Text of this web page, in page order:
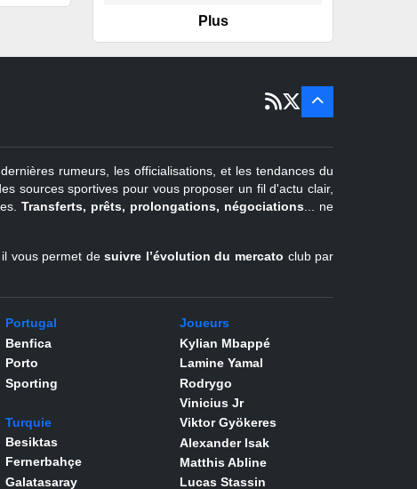
Portugal
15 sept
sept
Turquie
sept
Belgique
er
juil -
31 août
Plus
rumeurs, les officialisations, et les tendances du
sources sportives pour vous proposer un fil d'actu clair,
Transferts, prêts, prolongations, négociations ... ne
il vous permet desuivre l’évolution du mercato club par
Portugal
Benfica
Porto
Sporting
Turquie
Besiktas
Fernerbahçe
Galatasaray
Joueurs
Kylian Mbappé
Lamine Yamal
Rodrygo
Vinicius Jr
Viktor Gyökeres
Alexander Isak
Matthis Abline
Lucas Stassin